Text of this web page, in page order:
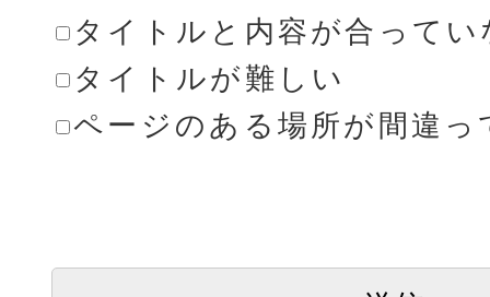
タイトルと内容が合ってい
タイトルが難しい
ページのある場所が間違っ